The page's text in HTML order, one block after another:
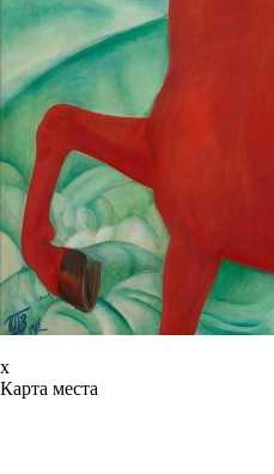
x
Карта места